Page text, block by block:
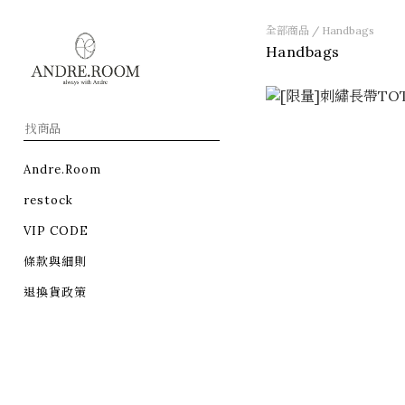
Andre.Room
restock
VIP CODE
條款與細則
退換貨政策
全部商品 / Handbags
Handbags